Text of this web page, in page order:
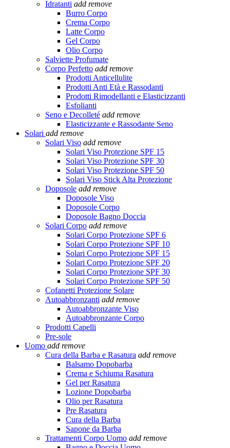
Idratanti add remove
Burro Corpo
Crema Corpo
Latte Corpo
Gel Corpo
Olio Corpo
Salviette Profumate
Corpo Perfetto add remove
Prodotti Anticellulite
Prodotti Anti Età e Rassodanti
Prodotti Rimodellanti e Elasticizzanti
Esfolianti
Seno e Decolleté add remove
Elasticizzante e Rassodante Seno
Solari add remove
Solari Viso add remove
Solari Viso Protezione SPF 15
Solari Viso Protezione SPF 30
Solari Viso Protezione SPF 50
Solari Viso Stick Alta Protezione
Doposole add remove
Doposole Viso
Doposole Corpo
Doposole Bagno Doccia
Solari Corpo add remove
Solari Corpo Protezione SPF 6
Solari Corpo Protezione SPF 10
Solari Corpo Protezione SPF 15
Solari Corpo Protezione SPF 20
Solari Corpo Protezione SPF 30
Solari Corpo Protezione SPF 50
Cofanetti Protezione Solare
Autoabbronzanti add remove
Autoabbronzante Viso
Autoabbronzante Corpo
Prodotti Capelli
Pre-sole
Uomo add remove
Cura della Barba e Rasatura add remove
Balsamo Dopobarba
Crema e Schiuma Rasatura
Gel per Rasatura
Lozione Dopobarba
Olio per Rasatura
Pre Rasatura
Cura della Barba
Sapone da Barba
Trattamenti Corpo Uomo add remove